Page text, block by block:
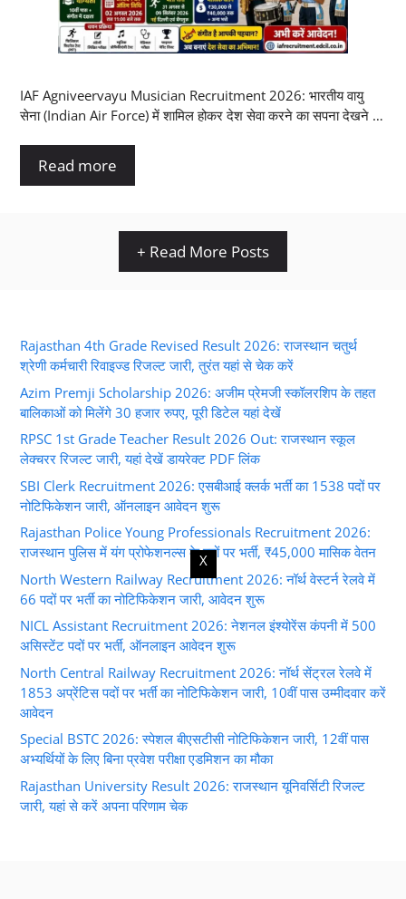
IAF Agniveervayu Musician Recruitment 2026: भारतीय वायु
सेना (Indian Air Force) में शामिल होकर देश सेवा करने का सपना देखने …
Read more
+ Read More Posts
Rajasthan 4th Grade Revised Result 2026: राजस्थान चतुर्थ
श्रेणी कर्मचारी रिवाइज्ड रिजल्ट जारी, तुरंत यहां से चेक करें
Azim Premji Scholarship 2026: अजीम प्रेमजी स्कॉलरशिप के तहत
बालिकाओं को मिलेंगे 30 हजार रुपए, पूरी डिटेल यहां देखें
RPSC 1st Grade Teacher Result 2026 Out: राजस्थान स्कूल
लेक्चरर रिजल्ट जारी, यहां देखें डायरेक्ट PDF लिंक
SBI Clerk Recruitment 2026: एसबीआई क्लर्क भर्ती का 1538 पदों पर
नोटिफिकेशन जारी, ऑनलाइन आवेदन शुरू
Rajasthan Police Young Professionals Recruitment 2026:
राजस्थान पुलिस में यंग प्रोफेशनल्स के पदों पर भर्ती, ₹45,000 मासिक वेतन
North Western Railway Recruitment 2026: नॉर्थ वेस्टर्न रेलवे में
66 पदों पर भर्ती का नोटिफिकेशन जारी, आवेदन शुरू
NICL Assistant Recruitment 2026: नेशनल इंश्योरेंस कंपनी में 500
असिस्टेंट पदों पर भर्ती, ऑनलाइन आवेदन शुरू
North Central Railway Recruitment 2026: नॉर्थ सेंट्रल रेलवे में
1853 अप्रेंटिस पदों पर भर्ती का नोटिफिकेशन जारी, 10वीं पास उम्मीदवार करें
आवेदन
Special BSTC 2026: स्पेशल बीएसटीसी नोटिफिकेशन जारी, 12वीं पास
अभ्यर्थियों के लिए बिना प्रवेश परीक्षा एडमिशन का मौका
Rajasthan University Result 2026: राजस्थान यूनिवर्सिटी रिजल्ट
जारी, यहां से करें अपना परिणाम चेक
X